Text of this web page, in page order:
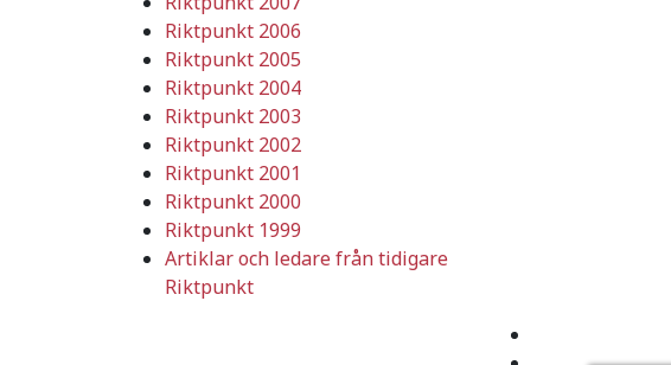
Riktpunkt 2006
Riktpunkt 2005
Riktpunkt 2004
Riktpunkt 2003
Riktpunkt 2002
Riktpunkt 2001
Riktpunkt 2000
Riktpunkt 1999
Artiklar och ledare från tidigare
Riktpunkt